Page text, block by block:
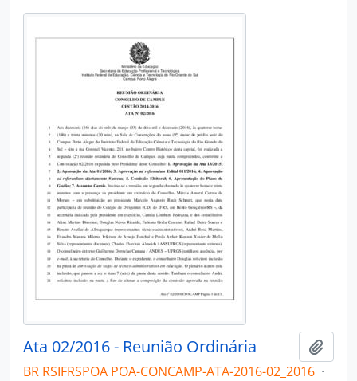
Ata 02/2016 - Reunião Ordinária
BR RSIFRSPOA POA-CONCAMP-ATA-2016-02_2016 ·